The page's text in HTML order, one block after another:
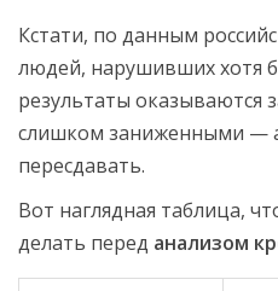
Кстати, по данным
людей, нарушивших хотя
результаты
слишком заниженными —
пересдавать.
Вот наглядная таблица,
делать перед анализом